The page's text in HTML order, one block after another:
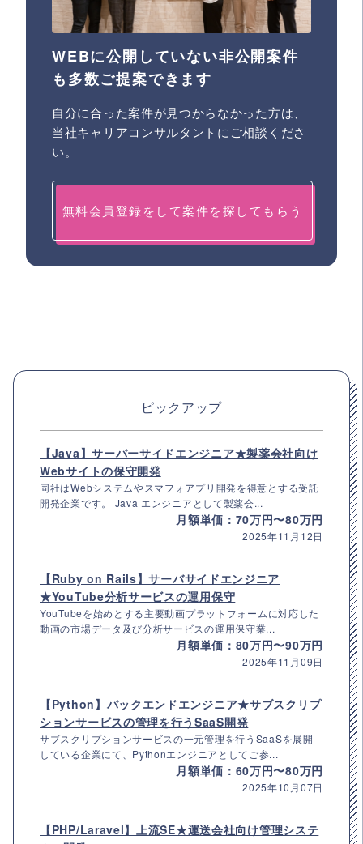
WEBに公開していない非公開案件
も多数ご提案できます
自分に合った案件が見つからなかった方は、
当社キャリアコンサルタントにご相談くださ
い。
無料会員登録をして案件を探してもらう
ピックアップ
【Java】サーバーサイドエンジニア★製薬会社向け
Webサイトの保守開発
同社はWebシステムやスマフォアプリ開発を得意とする受託
開発企業です。 Java エンジニアとして製薬会...
月額単価：70万円〜80万円
2025年11月12日
【Ruby on Rails】サーバサイドエンジニア
★YouTube分析サービスの運用保守
YouTubeを始めとする主要動画プラットフォームに対応した
動画の市場データ及び分析サービスの運用保守業...
月額単価：80万円〜90万円
2025年11月09日
【Python】バックエンドエンジニア★サブスクリプ
ションサービスの管理を行うSaaS開発
サブスクリプションサービスの一元管理を行うSaaSを展開
している企業にて、Pythonエンジニアとしてご参...
月額単価：60万円〜80万円
2025年10月07日
【PHP/Laravel】上流SE★運送会社向け管理システ